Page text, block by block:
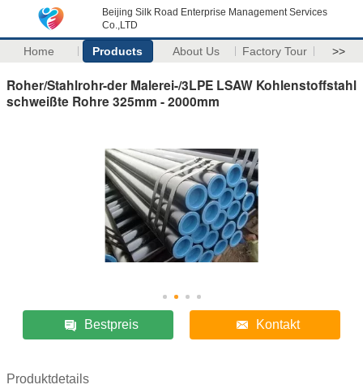
Beijing Silk Road Enterprise Management Services
Co.,LTD
Home Products About Us Factory Tour >>
Roher/Stahlrohr-der Malerei-/3LPE LSAW Kohlenstoffstahl
schweißte Rohre 325mm - 2000mm
Bestpreis Kontakt
Produktdetails